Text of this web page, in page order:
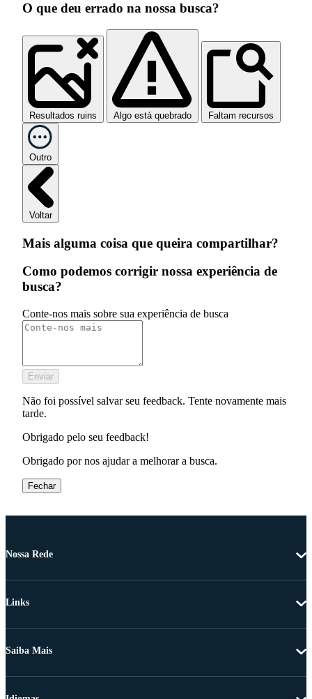
O que deu errado na nossa busca?
Resultados ruins Algo está quebrado Faltam recursos
Outro
Voltar
Mais alguma coisa que queira compartilhar?
Como podemos corrigir nossa experiência de
busca?
Conte-nos mais sobre sua experiência de busca
Enviar
Não foi possível salvar seu feedback. Tente novamente mais
tarde.
Obrigado pelo seu feedback!
Obrigado por nos ajudar a melhorar a busca.
Fechar
Nossa Rede
Links
Saiba Mais